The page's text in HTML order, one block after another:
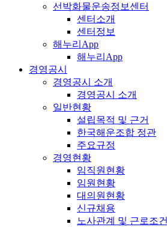
선박화물운송정보센터
센터소개
센터정보
해누리App
해누리App
경영공시
경영공시 소개
경영공시 소개
일반현황
설립목적 및 근거
한국해운조합 정관
주요규정
경영현황
임직원현황
임원현황
대의원현황
신규채용
노사관계 및 근로조건